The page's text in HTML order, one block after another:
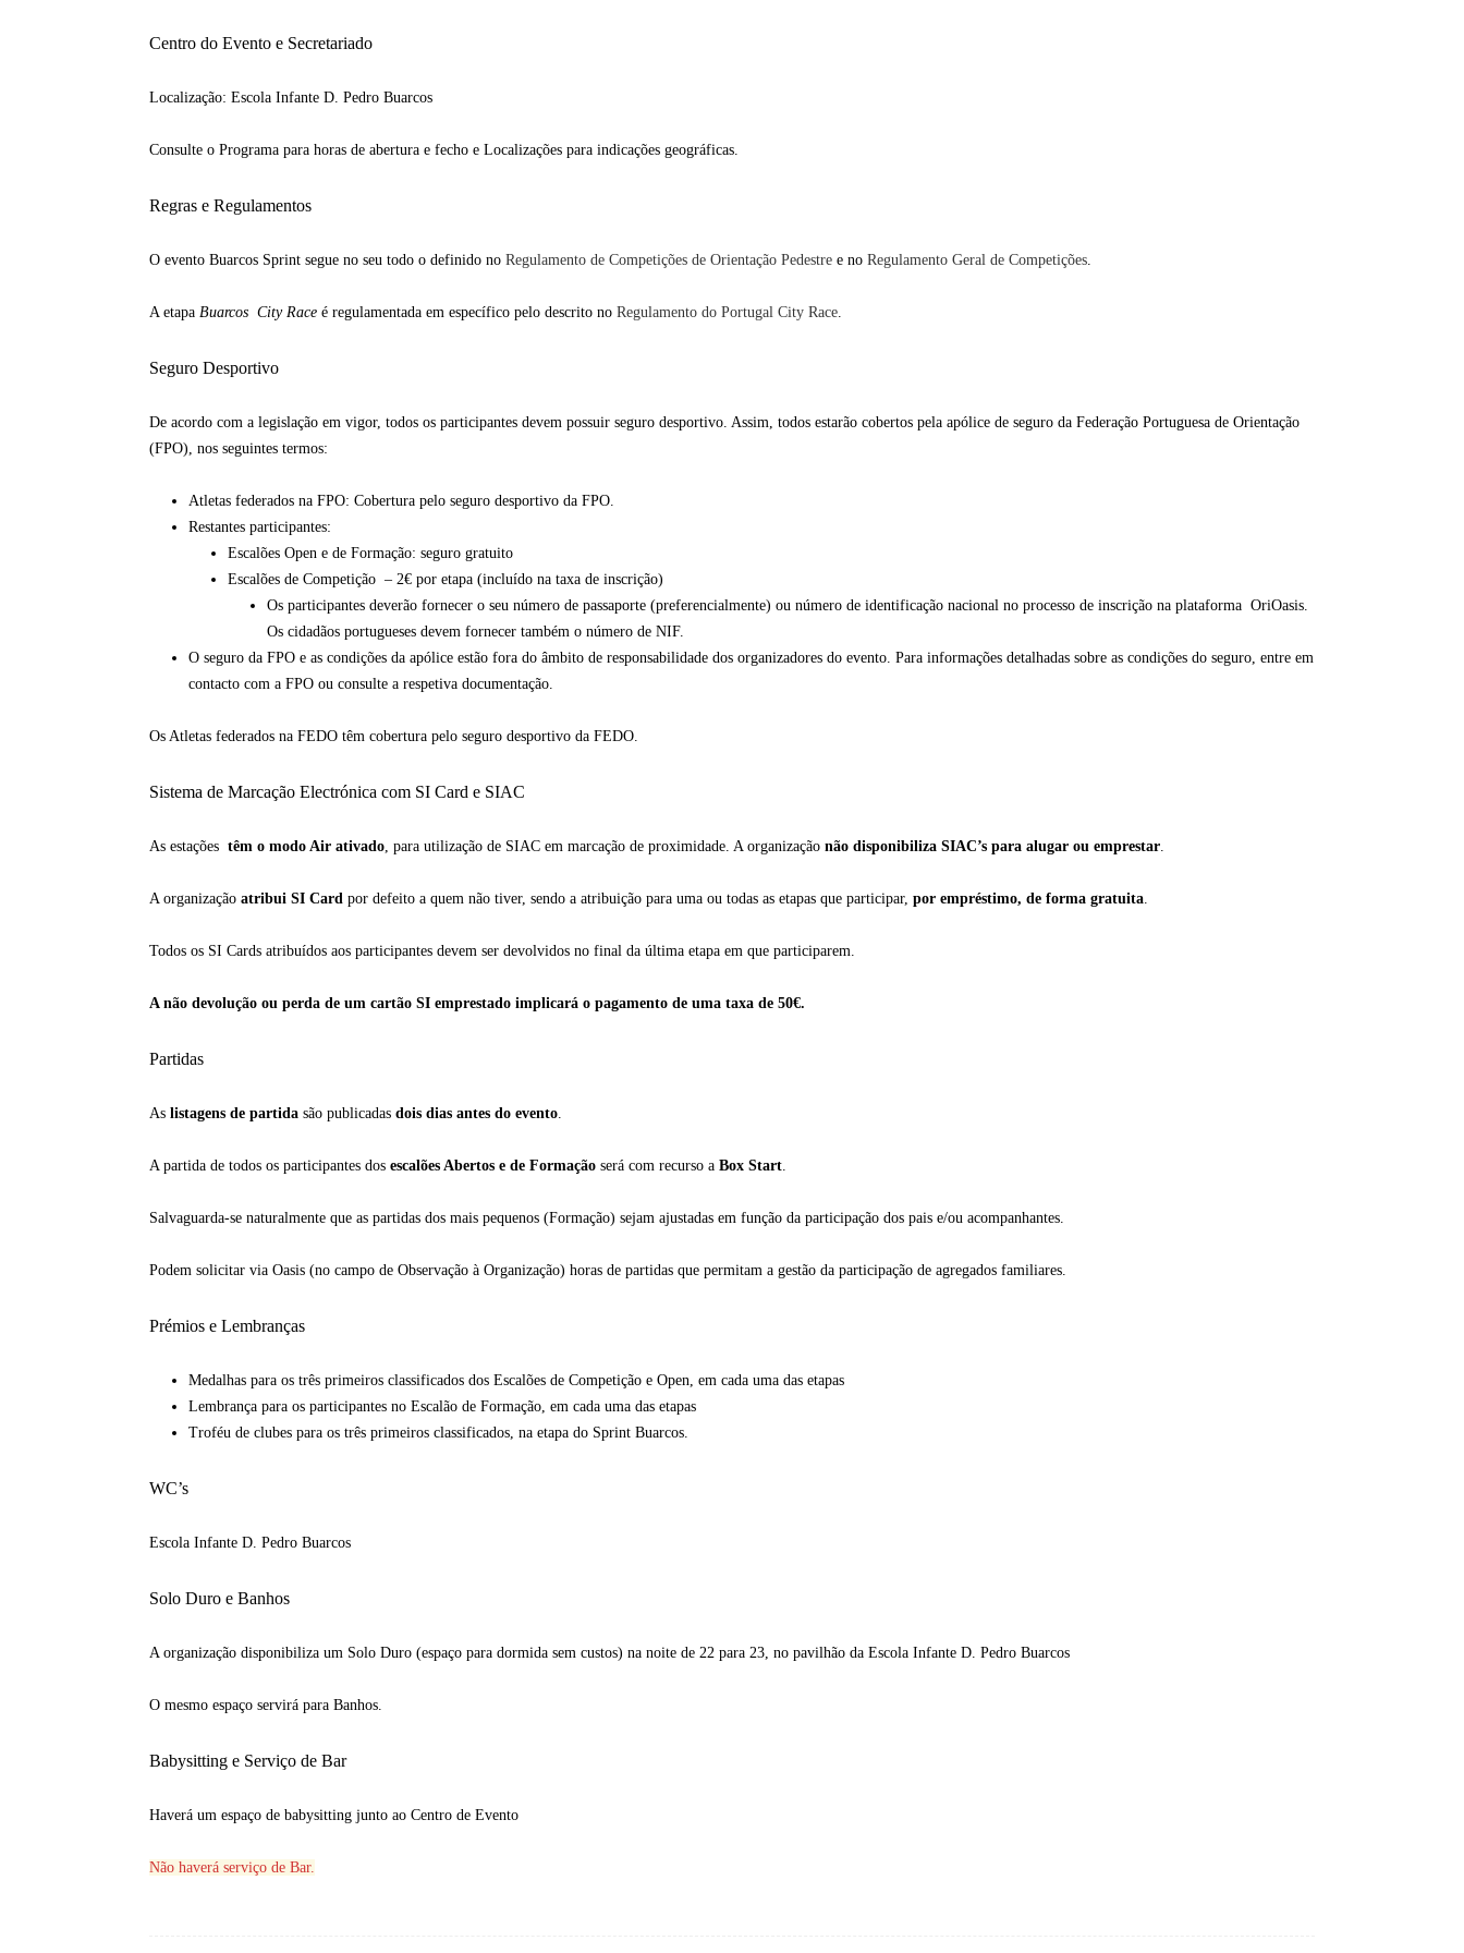
Centro do Evento e Secretariado
Localização: Escola Infante D. Pedro Buarcos
Consulte o Programa para horas de abertura e fecho e Localizações para indicações geográficas.
Regras e Regulamentos
O evento Buarcos Sprint segue no seu todo o definido no Regulamento de Competições de Orientação Pedestre e no Regulamento Geral de Competições.
A etapa Buarcos City Race é regulamentada em específico pelo descrito no Regulamento do Portugal City Race.
Seguro Desportivo
De acordo com a legislação em vigor, todos os participantes devem possuir seguro desportivo. Assim, todos estarão cobertos pela apólice de seguro da Federação Portuguesa de Orientação
(FPO), nos seguintes termos:
Atletas federados na FPO: Cobertura pelo seguro desportivo da FPO.
Restantes participantes:
Escalões Open e de Formação: seguro gratuito
Escalões de Competição – 2€ por etapa (incluído na taxa de inscrição)
Os participantes deverão fornecer o seu número de passaporte (preferencialmente) ou número de identificação nacional no processo de inscrição na plataforma OriOasis.
Os cidadãos portugueses devem fornecer também o número de NIF.
O seguro da FPO e as condições da apólice estão fora do âmbito de responsabilidade dos organizadores do evento. Para informações detalhadas sobre as condições do seguro, entre em
contacto com a FPO ou consulte a respetiva documentação.
Os Atletas federados na FEDO têm cobertura pelo seguro desportivo da FEDO.
Sistema de Marcação Electrónica com SI Card e SIAC
As estações têm o modo Air ativado, para utilização de SIAC em marcação de proximidade. A organização não disponibiliza SIAC’s para alugar ou emprestar.
A organização atribui SI Card por defeito a quem não tiver, sendo a atribuição para uma ou todas as etapas que participar, por empréstimo, de forma gratuita.
Todos os SI Cards atribuídos aos participantes devem ser devolvidos no final da última etapa em que participarem.
A não devolução ou perda de um cartão SI emprestado implicará o pagamento de uma taxa de 50€.
Partidas
As listagens de partida são publicadas dois dias antes do evento.
A partida de todos os participantes dos escalões Abertos e de Formação será com recurso a Box Start.
Salvaguarda-se naturalmente que as partidas dos mais pequenos (Formação) sejam ajustadas em função da participação dos pais e/ou acompanhantes.
Podem solicitar via Oasis (no campo de Observação à Organização) horas de partidas que permitam a gestão da participação de agregados familiares.
Prémios e Lembranças
Medalhas para os três primeiros classificados dos Escalões de Competição e Open, em cada uma das etapas
Lembrança para os participantes no Escalão de Formação, em cada uma das etapas
Troféu de clubes para os três primeiros classificados, na etapa do Sprint Buarcos.
WC’s
Escola Infante D. Pedro Buarcos
Solo Duro e Banhos
A organização disponibiliza um Solo Duro (espaço para dormida sem custos) na noite de 22 para 23, no pavilhão da Escola Infante D. Pedro Buarcos
O mesmo espaço servirá para Banhos.
Babysitting e Serviço de Bar
Haverá um espaço de babysitting junto ao Centro de Evento
Não haverá serviço de Bar.